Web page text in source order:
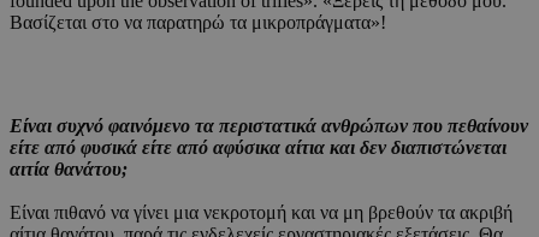
Βασίζεται στο να παρατηρώ τα μικροπράγματα»!
Είναι συχνό φαινόμενο τα περιστατικά ανθρώπων που πεθαίνουν
είτε από φυσικά είτε από αφύσικα αίτια και δεν διαπιστώνεται
αιτία θανάτου;
Είναι πιθανό να γίνει μια νεκροτομή και να μη βρεθούν τα ακριβή